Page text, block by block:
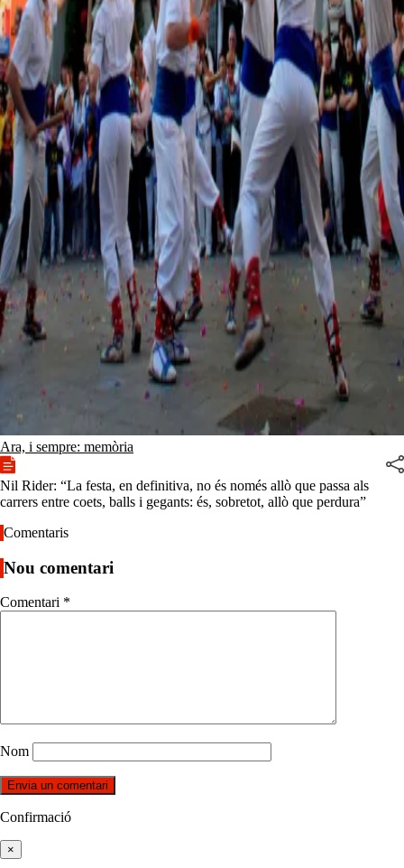
Ara, i sempre: memòria
Nil Rider: “La festa, en definitiva, no és només allò que passa als
carrers entre coets, balls i gegants: és, sobretot, allò que perdura”
Comentaris
Nou comentari
Comentari *
Nom
Confirmació
×